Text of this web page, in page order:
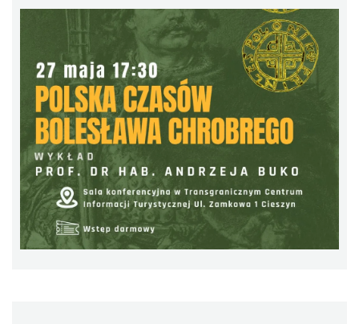
Cieszyn
2026-09-13
0.10 km